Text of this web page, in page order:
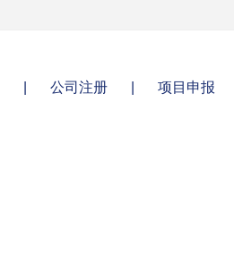
公司注册 项目申报